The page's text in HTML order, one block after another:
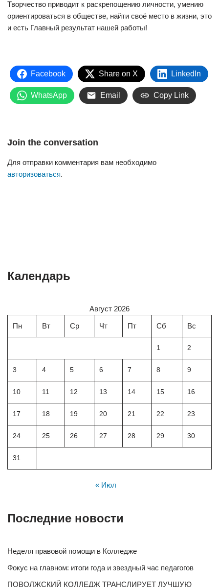
Творчество приводит к раскрепощению личности, умению
ориентироваться в обществе, найти своё место в жизни, это
и есть Главный результат нашей работы!
Facebook Share on X LinkedIn
WhatsApp Email Copy Link
Join the conversation
Для отправки комментария вам необходимо
авторизоваться.
Календарь
Август 2026
Пн Вт Ср Чт Пт Сб Вс
1 2
3 4 5 6 7 8 9
10 11 12 13 14 15 16
17 18 19 20 21 22 23
24 25 26 27 28 29 30
31
« Июл
Последние новости
Неделя правовой помощи в Колледже
Фокус на главном: итоги года и звездный час педагогов
ПОВОЛЖСКИЙ КОЛЛЕДЖ ТРАНСЛИРУЕТ ЛУЧШУЮ